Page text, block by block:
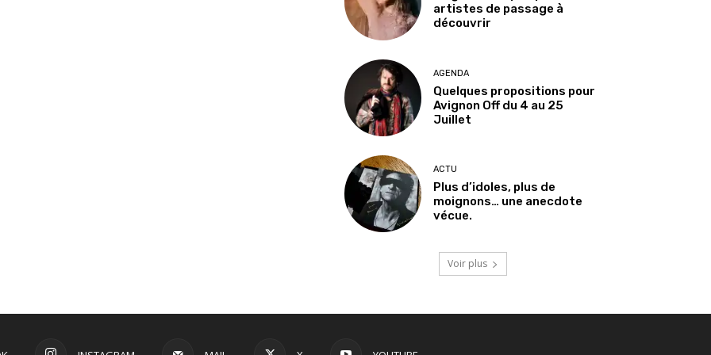
artistes de passage à
découvrir
AGENDA
Quelques propositions pour
Avignon Off du 4 au 25
Juillet
ACTU
Plus d’idoles, plus de
moignons… une anecdote
vécue.
Voir plus